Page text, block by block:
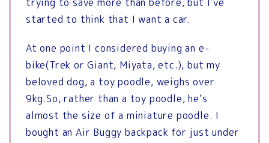
started to think that I want a car.
At one point I considered buying an e-
bike(Trek or Giant, Miyata, etc.), but my
beloved dog, a toy poodle, weighs over
9kg.So, rather than a toy poodle, he’s
almost the size of a miniature poodle. I
bought an Air Buggy backpack for just under